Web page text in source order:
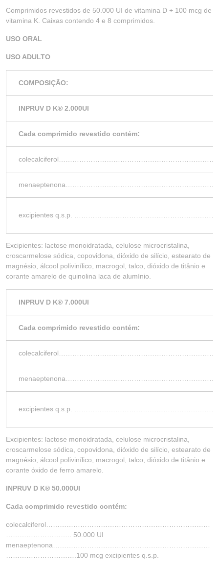
Comprimidos revestidos de 50.000 UI de vitamina D + 100 mcg de
vitamina K. Caixas contendo 4 e 8 comprimidos.
USO ORAL
USO ADULTO
COMPOSIÇÃO:
INPRUV D K® 2.000UI
Cada comprimido revestido contém:
excipientes q.s.p.
Excipientes: lactose monoidratada, celulose microcristalina,
croscarmelose sódica, copovidona, dióxido de silício, estearato de
magnésio, álcool polivinílico, macrogol, talco, dióxido de titânio e
corante amarelo de quinolina laca de alumínio.
INPRUV D K® 7.000UI
Cada comprimido revestido contém:
excipientes q.s.p.
Excipientes: lactose monoidratada, celulose microcristalina,
croscarmelose sódica, copovidona, dióxido de silício, estearato de
magnésio, álcool polivinílico, macrogol, talco, dióxido de titânio e
corante óxido de ferro amarelo.
INPRUV D K® 50.000UI
Cada comprimido revestido contém:
colecalciferol………………………………………………………………
……………………….. 50.000 UI
menaeptenona……………………………………………………………
………………………….100 mcg excipientes q.s.p.